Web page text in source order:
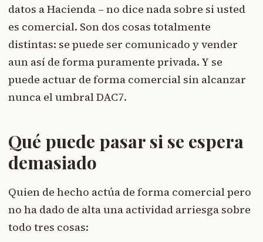
datos a Hacienda – no dice nada sobre si usted
es comercial. Son dos cosas totalmente
distintas: se puede ser comunicado y vender
aun así de forma puramente privada. Y se
puede actuar de forma comercial sin alcanzar
nunca el umbral DAC7.
Qué puede pasar si se espera
demasiado
Quien de hecho actúa de forma comercial pero
no ha dado de alta una actividad arriesga sobre
todo tres cosas: